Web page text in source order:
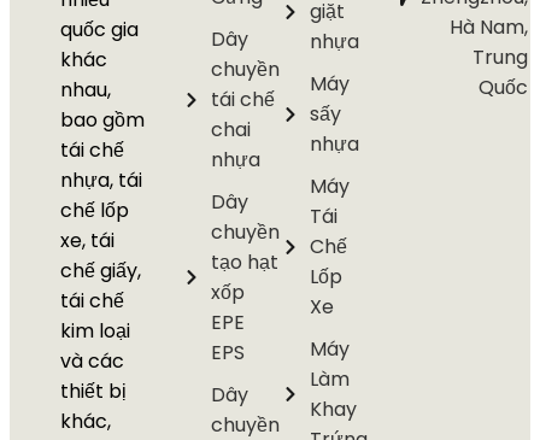
quốc gia
khác
nhau,
bao gồm
tái chế
nhựa, tái
chế lốp
xe, tái
chế giấy,
tái chế
kim loại
và các
thiết bị
khác,
Dây
chuyền
tái chế
chai
nhựa
Dây
chuyền
tạo hạt
xốp
EPE
EPS
Dây
chuyền
giặt
nhựa
Máy
sấy
nhựa
Máy
Tái
Chế
Lốp
Xe
Máy
Làm
Khay
Hà Nam,
Trung
Quốc